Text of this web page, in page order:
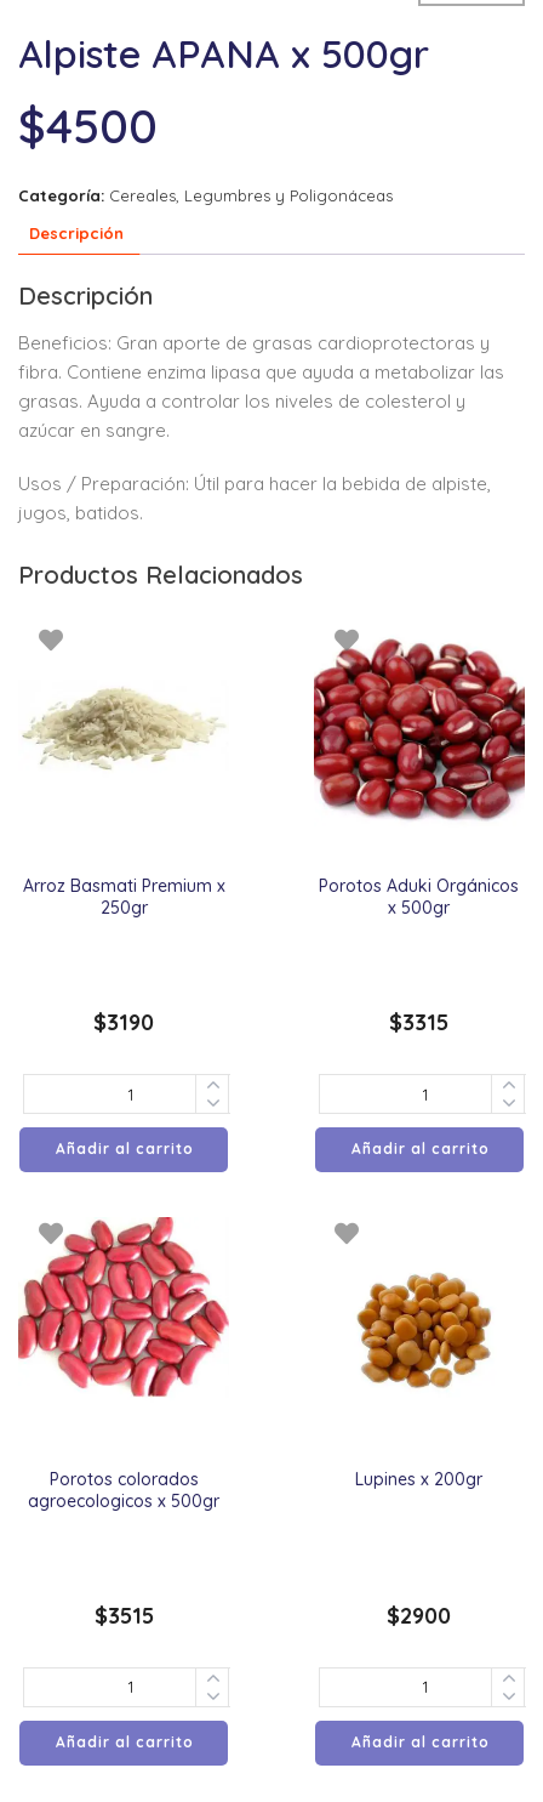
Alpiste APANA x 500gr
$4500
Categoría: Cereales, Legumbres y Poligonáceas
Descripción
Descripción
Beneficios: Gran aporte de grasas cardioprotectoras y
fibra. Contiene enzima lipasa que ayuda a metabolizar las
grasas. Ayuda a controlar los niveles de colesterol y
azúcar en sangre.
Usos / Preparación: Útil para hacer la bebida de alpiste,
jugos, batidos.
Productos Relacionados
Arroz Basmati Premium x
250gr
$3190
Añadir al carrito
Porotos Aduki Orgánicos
x 500gr
$3315
Añadir al carrito
Porotos colorados
agroecologicos x 500gr
$3515
Añadir al carrito
Lupines x 200gr
$2900
Añadir al carrito